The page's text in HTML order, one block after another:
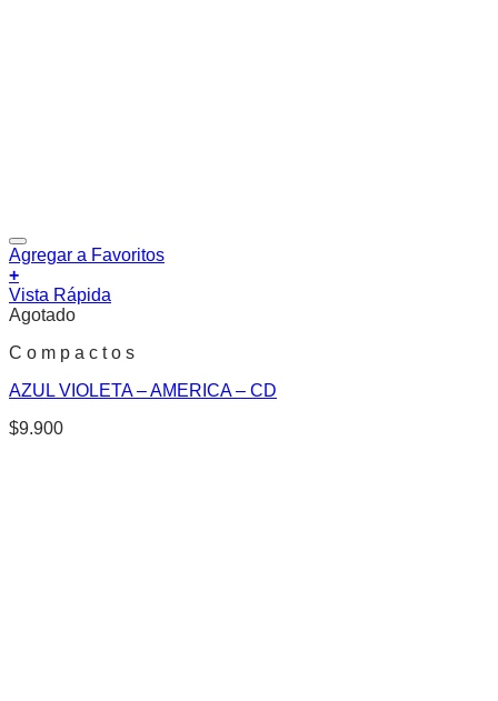
Agregar a Favoritos
+
Vista Rápida
Agotado
C o m p a c t o s
AZUL VIOLETA – AMERICA – CD
$9.900